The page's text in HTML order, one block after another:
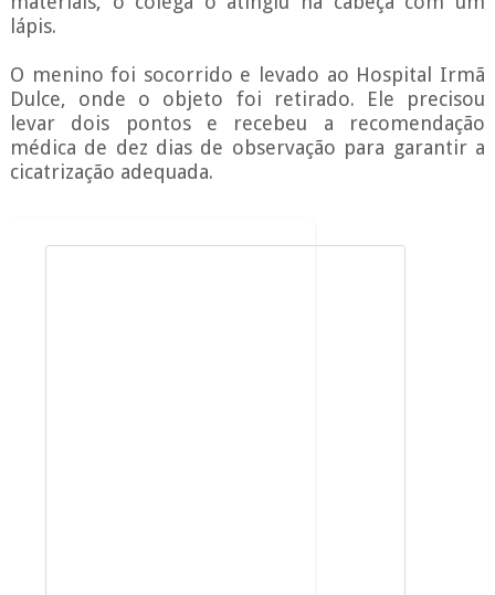
lápis.
O menino foi socorrido e levado ao Hospital Irmã
Dulce, onde o objeto foi retirado. Ele precisou
levar dois pontos e recebeu a recomendação
médica de dez dias de observação para garantir a
cicatrização adequada.